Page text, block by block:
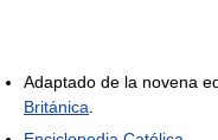
Adaptado de la novena
Británica